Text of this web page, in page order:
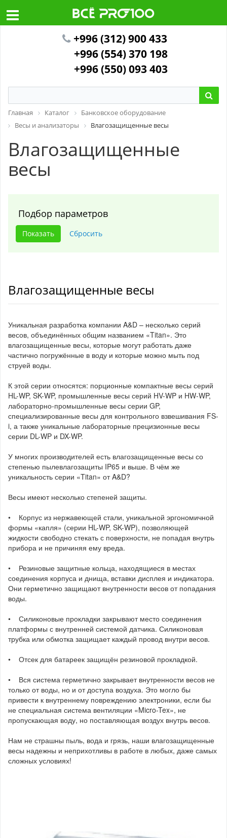
+996 (312) 900 433
+996 (554) 370 198
+996 (550) 093 403
Главная Каталог
Банковское оборудование
Весы и анализаторы
Влагозащищенные весы
Влагозащищенные
весы
Подбор параметров
Влагозащищенные весы
Уникальная разработка компании A&D – несколько серий
весов, объединённых общим названием «Titan». Это
влагозащищенные весы, которые могут работать даже
частично погружённые в воду и которые можно мыть под
струей воды.
К этой серии относятся: порционные компактные весы серий
HL-WP, SK-WP, промышленные весы серий HV-WP и HW-WP,
лабораторно-промышленные весы серии GP,
специализированные весы для контрольного взвешивания FS-
i, а также уникальные лабораторные прецизионные весы
серии DL-WP и DX-WP.
У многих производителей есть влагозащищенные весы со
степенью пылевлагозащиты IP65 и выше. В чём же
уникальность серии «Titan» от A&D?
Весы имеют несколько степеней защиты.
• Корпус из нержавеющей стали, уникальной эргономичной
формы «капля» (серии HL-WP, SK-WP), позволяющей
жидкости свободно стекать с поверхности, не попадая внутрь
прибора и не причиняя ему вреда.
• Резиновые защитные кольца, находящиеся в местах
соединения корпуса и днища, вставки дисплея и индикатора.
Они герметично защищают внутренности весов от попадания
воды.
• Силиконовые прокладки закрывают место соединения
платформы с внутренней системой датчика. Силиконовая
трубка или обмотка защищает каждый провод внутри весов.
• Отсек для батареек защищён резиновой прокладкой.
• Вся система герметично закрывает внутренности весов не
только от воды, но и от доступа воздуха. Это могло бы
привести к внутреннему повреждению электроники, если бы
не специальная система вентиляции «Micro-Tex», не
пропускающая воду, но поставляющая воздух внутрь весов.
Нам не страшны пыль, вода и грязь, наши влагозащищенные
весы надежны и неприхотливы в работе в любых, даже самых
сложных условиях!